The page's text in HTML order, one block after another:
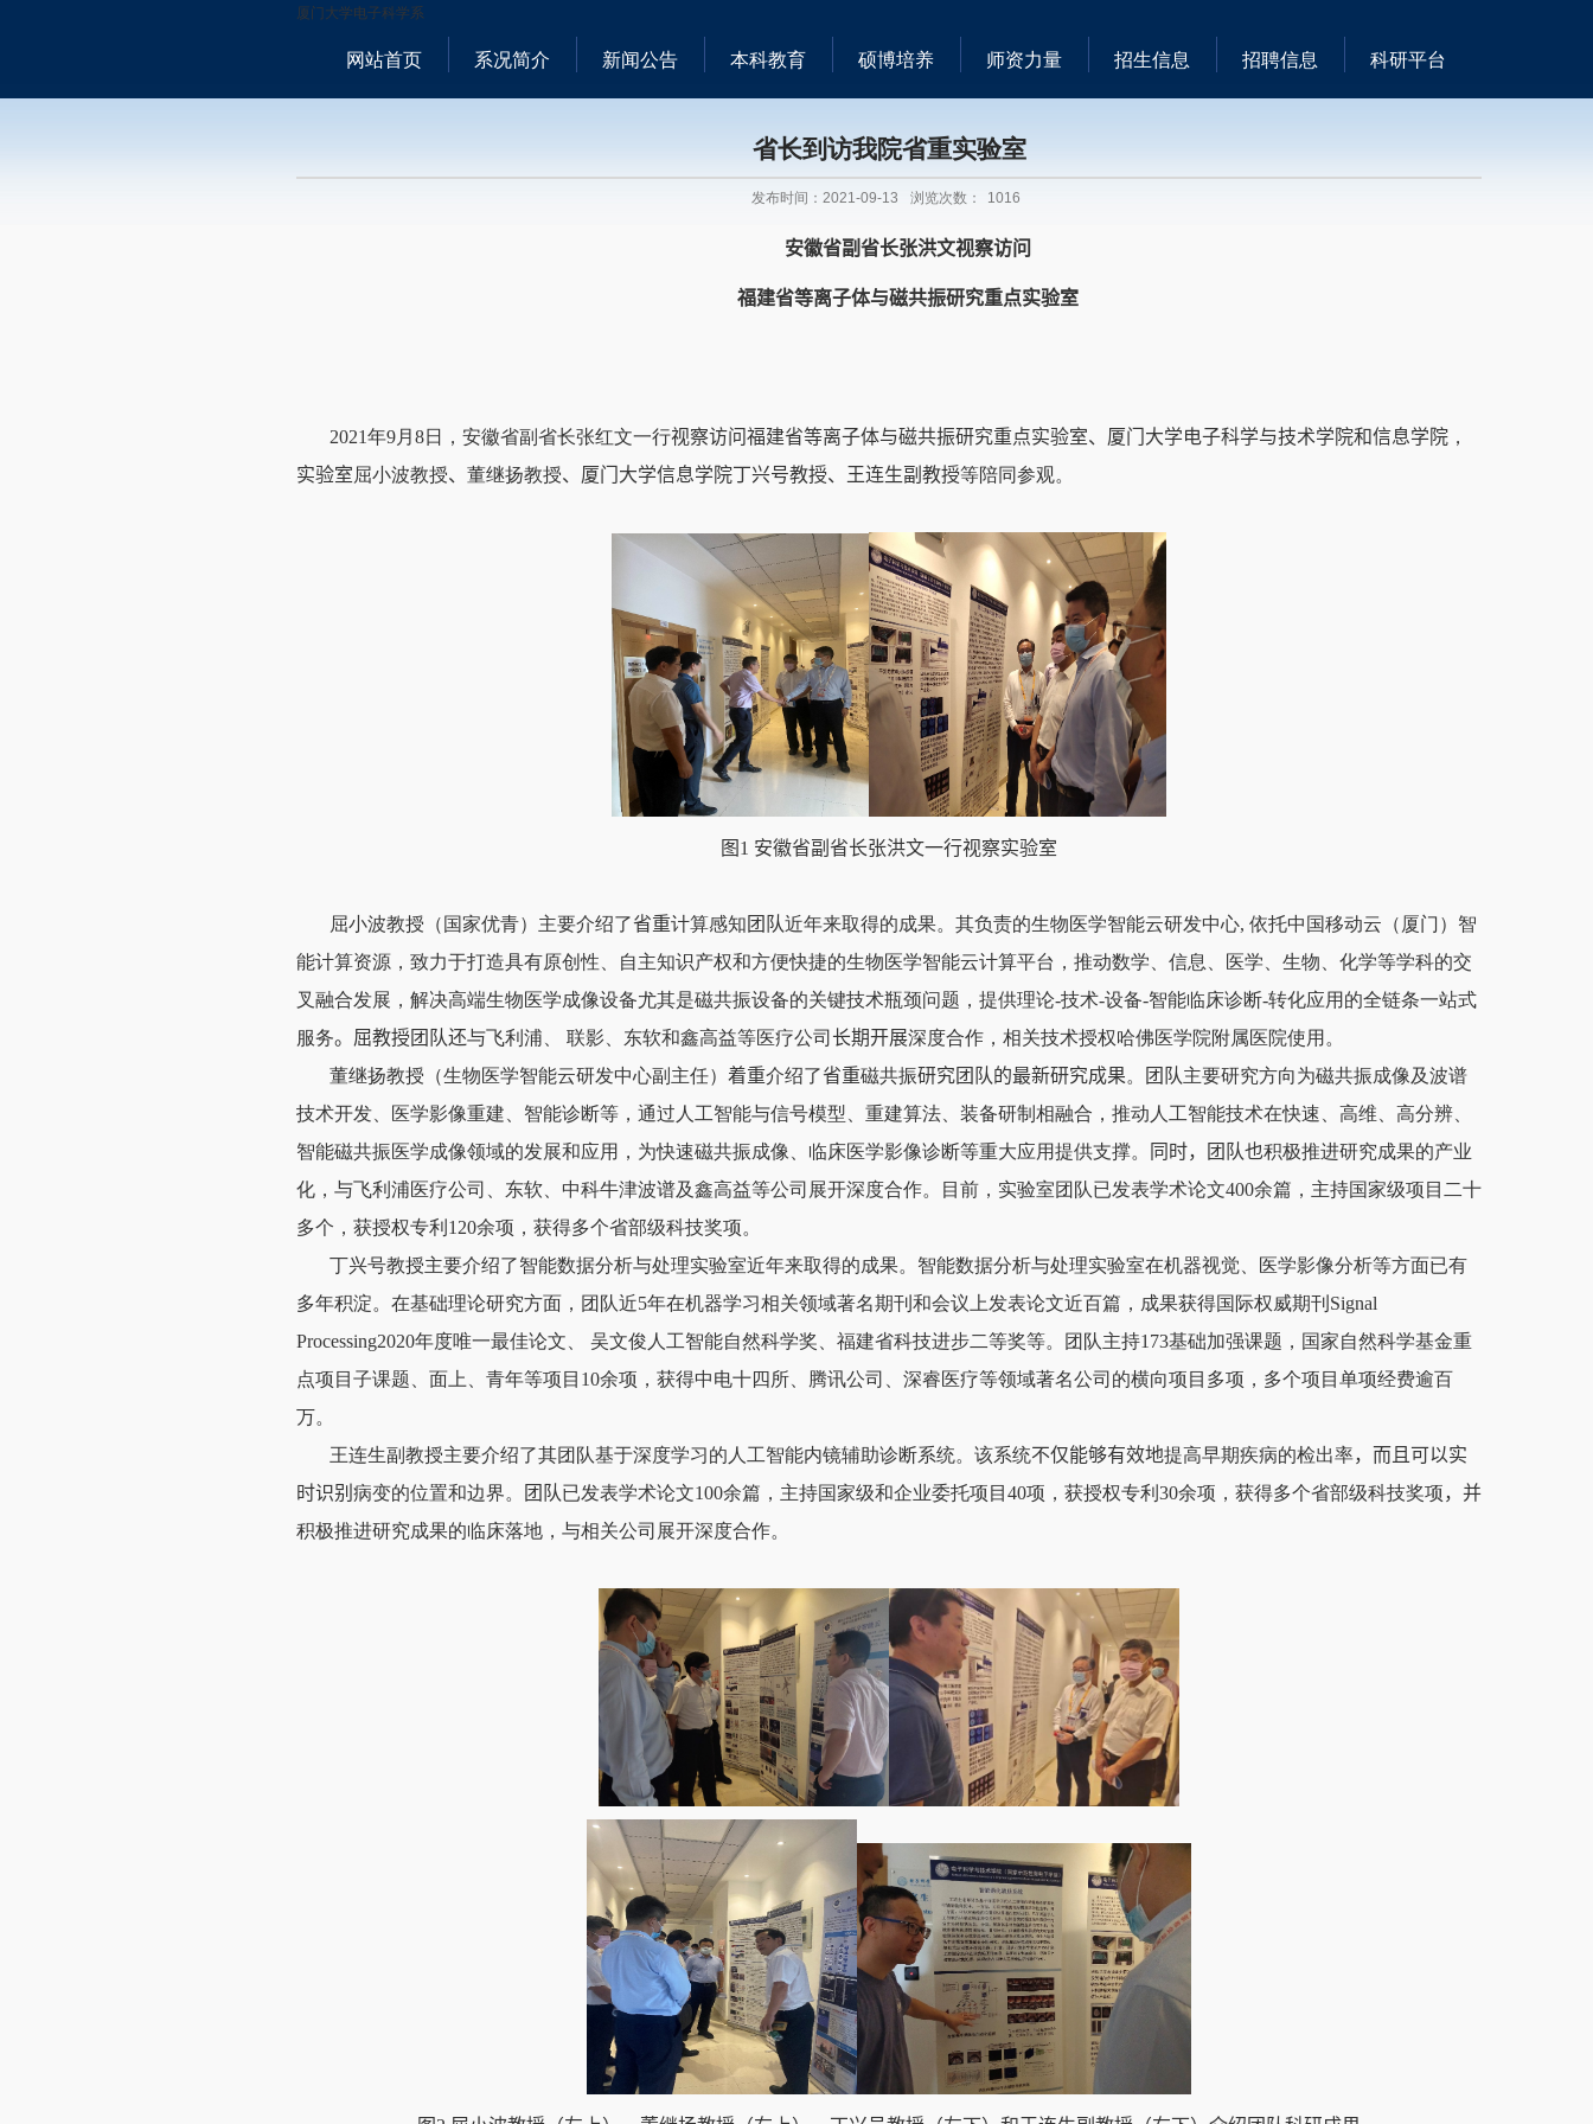
厦门大学电子科学系
网站首页 系况简介 新闻公告 本科教育 硕博培养 师资力量 招生信息 招聘信息 科研平台
省长到访我院省重实验室
发布时间：2021-09-13 浏览次数： 1016
安徽省副省长张洪文视察访问
福建省等离子体与磁共振研究重点实验室
2021年9月 8日，安徽省副省长张红文一行视察访问福建省等离子体与磁共振研究重点实验室、厦门大学电子科学与技术学院和信息学院，
实验室屈小波教授、 董继扬教授、 厦门大学信息学院丁兴号教授、王连生副教授等陪同参观。
图 1 安徽省副省长张洪文一行视察实验室
屈小波教授（国家优青）主要介绍了省重计算感知 团队近年来取得的成果。其负责的生物医学智能云研发中心, 依托中国移动云（厦门）智
能计算资源，致力于打造具有原创性、自主知识产权和方便快捷的生物医学智能云计算平台，推动数学、信息、医学、生物、化学等学科的交
叉融合发展，解决高端生物医学成像设备尤其是磁共振设备的关键技术瓶颈问题，提供理论-技术-设备-智能临床诊断-转化应用的全链条一站式
服务。 屈教授团队还与飞利浦、 联影、东软和鑫高益等医疗公司 长期开展深度合作，相关技术授权哈佛医学院附属医院使用。
董继扬教授（生物医学智能云研发中心副主任） 着重介绍了省重磁共振研究团队的最新研究成果。 团队主要研究方向为磁共振成像及波谱
技术开发、医学影像重建、智能诊断等，通过人工智能与信号模型、重建算法、装备研制相融合，推动人工智能技术在快速、高维、高分辨、
智能磁共振医学成像领域的发展和应用，为快速磁共振成像、临床医学影像诊断等重大应用提供支撑。
同时，团队也积极推进研究成果的产业
化，与飞利浦医疗公司、东软、中科牛津波谱及鑫高益等公司展开深度合作。目前，实验室团队已发表学术论文400余篇，主持国家级项目二十
多个，获授权专利 120余项，获得多个省部级科技奖项。
丁兴号教授主要介绍了智能数据分析与处理实验室近年来取得的成果。智能数据分析与处理实验室在机器视觉、医学影像分析等方面已有
多年积淀。在基础理论研究方面，团队近5年在机器学习相关领域著名期刊和会议上发表论文近百篇，成果获得国际权威期刊 Signal
Processing2020年度唯一最佳论文、 吴文俊人工智能自然科学奖、福建省科技进步二等奖等。团队主持173基础加强课题，国家自然科学基金重
点项目子课题、面上、青年等项目 10余项，获得中电十四所、腾讯公司、深睿医疗等领域著名公司的横向项目多项，多个项目单项经费逾百
万。
王连生副教授主要介绍了其团队基于深度学习的人工智能内镜辅助诊断系统。该系统不仅能够有效地提高早期疾病的检出率， 而且可以实
时识别 病变的位置和边界。 团队已发表学术论文100余篇，主持国家级和企业委托项目 40项，获授权专利 30余项，获得多个省部级科技奖项， 并
积极推进研究成果的临床落地，与相关公司展开深度合作。